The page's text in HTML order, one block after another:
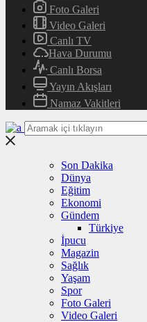
Foto Galeri
Video Galeri
Canlı TV
Hava Durumu
Canlı Borsa
Yayın Akışları
Namaz Vakitleri
Son Dakika
Dünya
Eğitim
Ekonomi
Gündem
Türkiye
İpucu
Magazin
Sağlık
Yaşam
Spor
Foto Galeri
Video Galeri